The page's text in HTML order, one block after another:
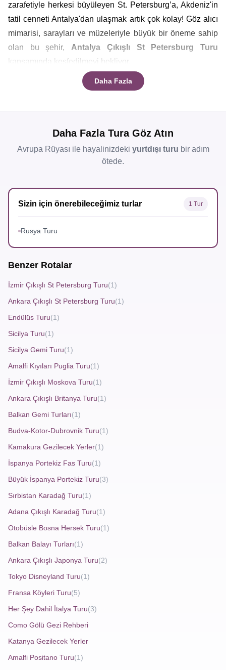
zarafetiyle herkesi büyüleyen St. Petersburg’a, Akdeniz'in
tatil cenneti Antalya'dan ulaşmak artık çok kolay! Göz alıcı
mimarisi, sarayları ve müzeleriyle büyük bir öneme sahip
olan bu şehir, Antalya Çıkışlı St Petersburg Turu
kapsamında keşfedilmeyi bekliyor.
atmosferi artık sadece bir uçuş uzaklığında. Değişik
dönemlerde düzenlenenSt Petersburg Turusayesinde
şehri yerinde tanıma, sokaklarını adımlama ve kültürünü
yerleridir. Şehir, yüzlerce yıllık tarihini günümüze taşıyarak
mükemmel görseller sunuyor. İşte
Hermitage Müzesi
sanat müzelerinden biri. Leonardo da Vinci'den
yapılarından biri. Barok mimarisiyle görenleri
büyülüyor.
Nevsky Bulvarı:
tatmak ve şehir yaşamını gözlemlemek isteyenler için
ideal.
Kanlı Kilise (Church of the Savior on Spilled Blood):
Renkli kubbeleriyle ünlü bu yapı, Rus mimarisinin en
güzel örneklerinden biridir.
Peterhof Sarayı : "Rus Versailles'i" olarak da anılan bu
saray, çarpıcı bahçeleri ve fıskiyeleriyle meşhurdur.
Rusya St Petersburg Turu
yerler mutlaka görülmelidir. Tarihi ve sanatı bir arada
sunan bu şehirde atacağınız her adımda geçmişin izlerini
hissedeceksiniz.
Daha Fazla
Daha Fazla Tura Göz Atın
Avrupa Rüyası ile hayalinizdeki yurtdışı turu bir adım
ötede.
Sizin için önerebileceğimiz turlar 1 Tur
Rusya Turu
Benzer Rotalar
İzmir Çıkışlı St Petersburg Turu(1)
Ankara Çıkışlı St Petersburg Turu(1)
Endülüs Turu(1)
Sicilya Turu(1)
Sicilya Gemi Turu(1)
Amalfi Kıyıları Puglia Turu(1)
İzmir Çıkışlı Moskova Turu(1)
Ankara Çıkışlı Britanya Turu(1)
Balkan Gemi Turları(1)
Budva-Kotor-Dubrovnik Turu(1)
Kamakura Gezilecek Yerler(1)
İspanya Portekiz Fas Turu(1)
Büyük İspanya Portekiz Turu(3)
Sırbistan Karadağ Turu(1)
Adana Çıkışlı Karadağ Turu(1)
Otobüsle Bosna Hersek Turu(1)
Balkan Balayı Turları(1)
Ankara Çıkışlı Japonya Turu(2)
Tokyo Disneyland Turu(1)
Fransa Köyleri Turu(5)
Her Şey Dahil İtalya Turu(3)
Como Gölü Gezi Rehberi
Katanya Gezilecek Yerler
Amalfi Positano Turu(1)